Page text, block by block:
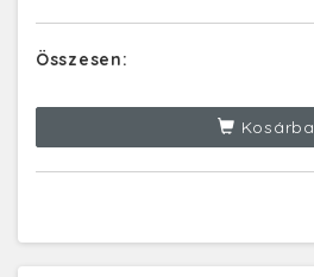
Összesen:
Kosárba